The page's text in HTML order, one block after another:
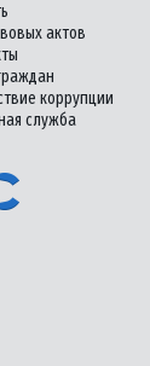
актов
коррупции
служба